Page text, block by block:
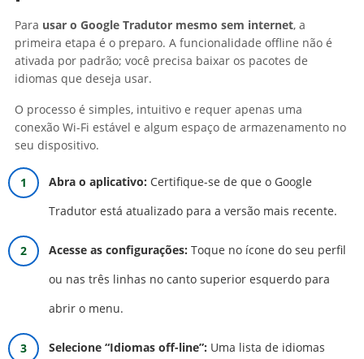
Para usar o Google Tradutor mesmo sem internet, a
primeira etapa é o preparo. A funcionalidade offline não é
ativada por padrão; você precisa baixar os pacotes de
idiomas que deseja usar.
O processo é simples, intuitivo e requer apenas uma
conexão Wi-Fi estável e algum espaço de armazenamento no
seu dispositivo.
Abra o aplicativo: Certifique-se de que o Google
Tradutor está atualizado para a versão mais recente.
Acesse as configurações: Toque no ícone do seu perfil
ou nas três linhas no canto superior esquerdo para
abrir o menu.
Selecione “Idiomas off-line”: Uma lista de idiomas